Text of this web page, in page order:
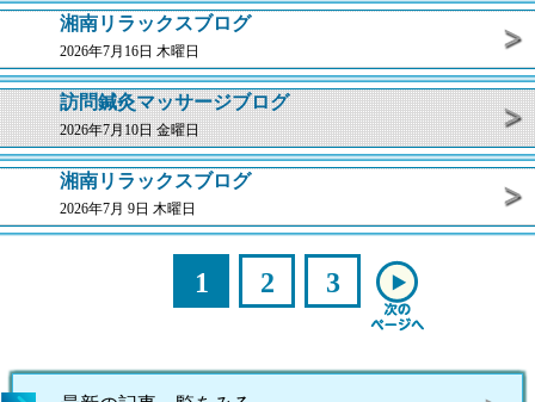
湘南リラックスブログ
2026年7月16日 木曜日
訪問鍼灸マッサージブログ
2026年7月10日 金曜日
湘南リラックスブログ
2026年7月 9日 木曜日
1 2 3